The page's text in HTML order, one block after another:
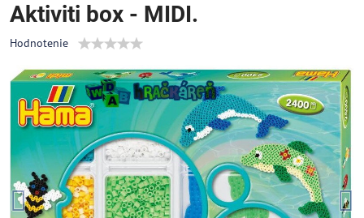
Aktiviti box - MIDI.
Hodnotenie